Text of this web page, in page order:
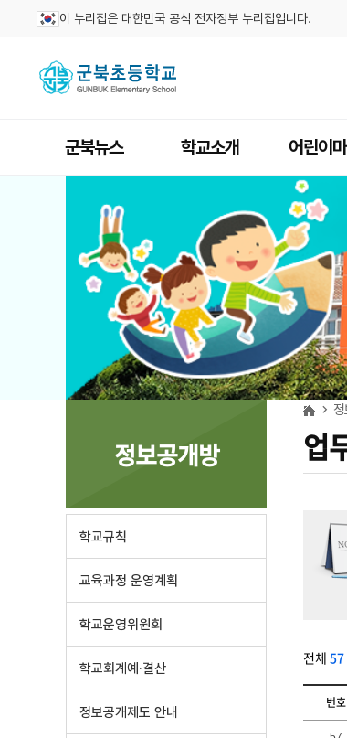
이 누리집은 대한민국 공식 전자정부 누리집입니다.
군북뉴스 학교소개 어린이
정보공개방
학교규칙
교육과정 운영계획
학교운영위원회
학교회계예·결산
정보공개제도 안내
업
전체 57
번호